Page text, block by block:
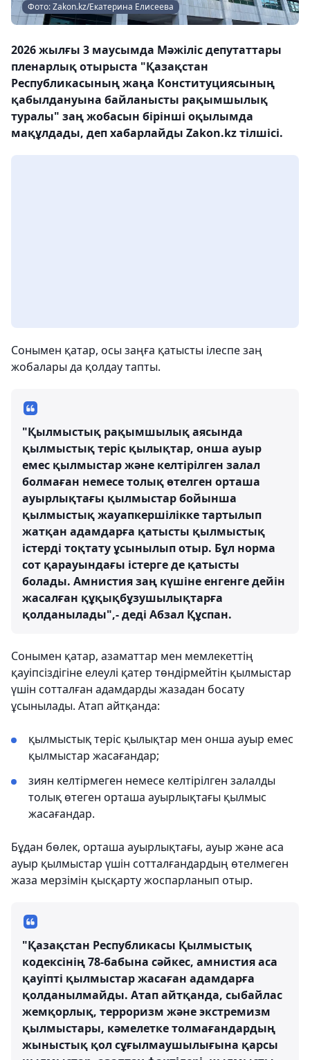
Фото: Zakon.kz/Екатерина Елисеева
2026 жылғы 3 маусымда Мәжіліс депутаттары
пленарлық отырыста "Қазақстан
Республикасының жаңа Конституциясының
қабылдануына байланысты рақымшылық
туралы" заң жобасын бірінші оқылымда
мақұлдады, деп хабарлайды Zakon.kz тілшісі.
Сонымен қатар, осы заңға қатысты ілеспе заң
жобалары да қолдау тапты.
"Қылмыстық рақымшылық аясында
қылмыстық теріс қылықтар, онша ауыр
емес қылмыстар және келтірілген залал
болмаған немесе толық өтелген орташа
ауырлықтағы қылмыстар бойынша
қылмыстық жауапкершілікке тартылып
жатқан адамдарға қатысты қылмыстық
істерді тоқтату ұсынылып отыр. Бұл норма
сот қарауындағы істерге де қатысты
болады. Амнистия заң күшіне енгенге дейін
жасалған құқықбұзушылықтарға
қолданылады",- деді Абзал Құспан.
Сонымен қатар, азаматтар мен мемлекеттің
қауіпсіздігіне елеулі қатер төндірмейтін қылмыстар
үшін сотталған адамдарды жазадан босату
ұсынылады. Атап айтқанда:
қылмыстық теріс қылықтар мен онша ауыр емес
қылмыстар жасағандар;
зиян келтірмеген немесе келтірілген залалды
толық өтеген орташа ауырлықтағы қылмыс
жасағандар.
Бұдан бөлек, орташа ауырлықтағы, ауыр және аса
ауыр қылмыстар үшін сотталғандардың өтелмеген
жаза мерзімін қысқарту жоспарланып отыр.
"Қазақстан Республикасы Қылмыстық
кодексінің 78-бабына сәйкес, амнистия аса
қауіпті қылмыстар жасаған адамдарға
қолданылмайды. Атап айтқанда, сыбайлас
жемқорлық, терроризм және экстремизм
қылмыстары, кәмелетке толмағандардың
жыныстық қол сұғылмаушылығына қарсы